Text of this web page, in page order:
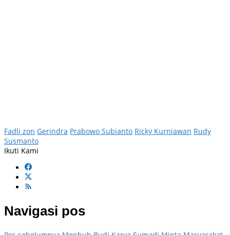
Fadli zon Gerindra Prabowo Subianto Ricky Kurniawan Rudy
Susmanto
Ikuti Kami
Navigasi pos